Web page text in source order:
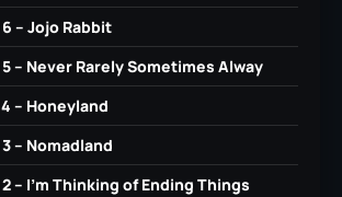
6 – Jojo Rabbit
5 – Never Rarely Sometimes Alway
4 – Honeyland
3 – Nomadland
2 – I’m Thinking of Ending Things